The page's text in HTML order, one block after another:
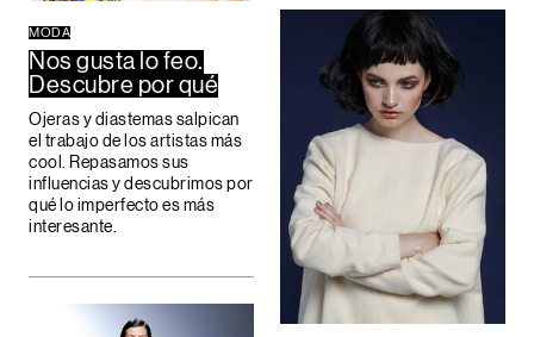
MODA
Nos gusta lo feo.
Descubre por qué
Ojeras y diastemas salpican
el trabajo de los artistas más
cool. Repasamos sus
influencias y descubrimos por
qué lo imperfecto es más
interesante.